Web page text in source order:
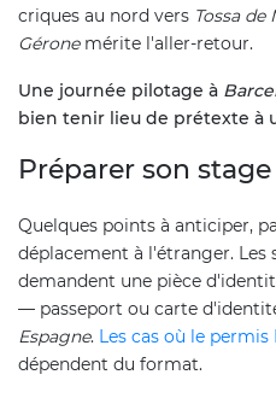
criques au nord vers Tossa de
Géronemérite l'aller-retour.
Une journée pilotage à
bien tenir lieu de prétexte à
Préparer son
Quelques points à anticiper,
déplacement à l'étranger. Les
demandent une pièce
— passeport ou carte
Espagne. Les cas où le
dépendent du format.